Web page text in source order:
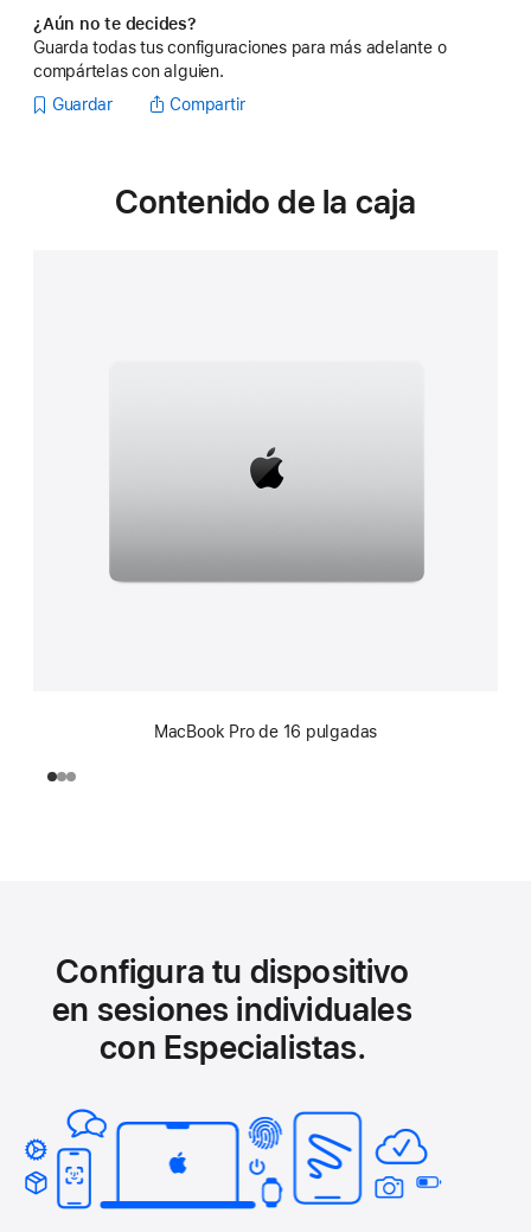
¿Aún no te decides?
Guarda todas tus configuraciones para más adelante o
compártelas con alguien.
Guardar
Compartir
Contenido de la caja
MacBook Pro de 16 pulgadas
Configura tu dispositivo
en sesiones individuales
con Especialistas.